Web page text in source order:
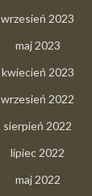
wrzesień 2023
maj 2023
kwiecień 2023
wrzesień 2022
sierpień 2022
lipiec 2022
maj 2022